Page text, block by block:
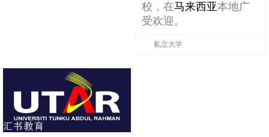
校，在马来西亚本地广
受欢迎。
私立大学